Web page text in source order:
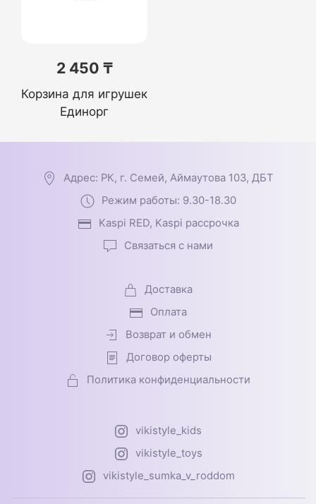
2 450 ₸
Корзина для игрушек
Единорг
Адрес: РК, г. Семей, Аймаутова 103, ДБТ
Режим работы: 9.30-18.30
Kaspi RED, Kaspi рассрочка
Связаться с нами
Доставка
Оплата
Возврат и обмен
Договор оферты
Политика конфиденциальности
vikistyle_kids
vikistyle_toys
vikistyle_sumka_v_roddom